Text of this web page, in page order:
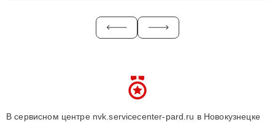
В сервисном центре nvk.servicecenter-pard.ru в Новокузнецке